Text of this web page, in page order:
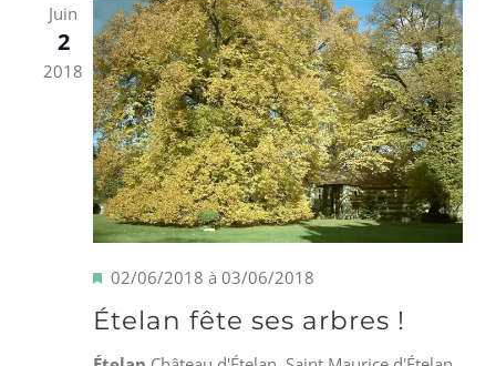
Juin
2
2018
Mis
en
02/06/2018 à 03/06/2018
Ételan fête ses arbres !